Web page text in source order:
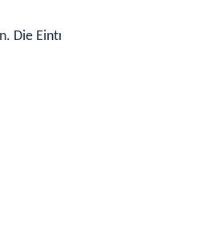
Die Eintragung erfolgt auch,